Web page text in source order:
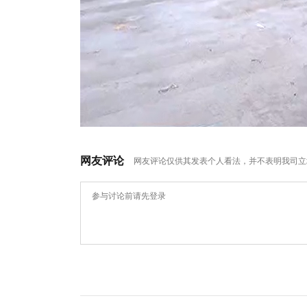
网友评论 网友评论仅供其发表个人看法，并不表明我司